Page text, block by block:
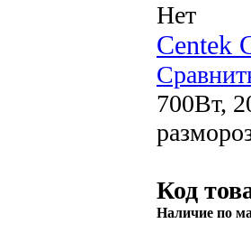
Нет
Centek
700Вт,
Код
Наличие по